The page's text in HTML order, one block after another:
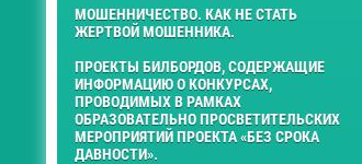
МОШЕННИЧЕСТВО. КАК НЕ СТАТЬ
ЖЕРТВОЙ МОШЕННИКА.
ПРОЕКТЫ БИЛБОРДОВ, СОДЕРЖАЩИЕ
ИНФОРМАЦИЮ О КОНКУРСАХ,
ПРОВОДИМЫХ В РАМКАХ
ОБРАЗОВАТЕЛЬНО ПРОСВЕТИТЕЛЬСКИХ
МЕРОПРИЯТИЙ ПРОЕКТА «БЕЗ СРОКА
ДАВНОСТИ».